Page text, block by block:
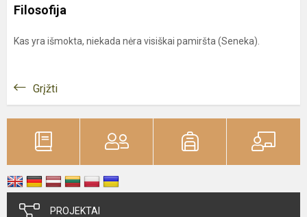
Filosofija
Kas yra išmokta, niekada nėra visiškai pamiršta (Seneka).
Grįžti
PROJEKTAI